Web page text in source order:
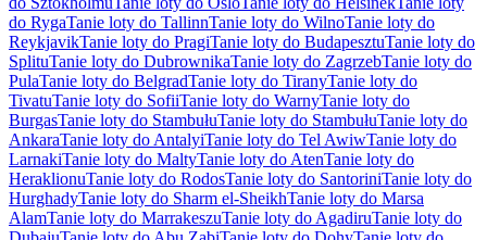
do RygaTanie loty do TallinnTanie loty do WilnoTanie loty do
ReykjavikTanie loty do PragiTanie loty do BudapesztuTanie loty do
SplituTanie loty do DubrownikaTanie loty do ZagrzebTanie loty do
PulaTanie loty do BelgradTanie loty do TiranyTanie loty do
TivatuTanie loty do SofiiTanie loty do WarnyTanie loty do
BurgasTanie loty do StambułuTanie loty do StambułuTanie loty do
AnkaraTanie loty do AntalyiTanie loty do Tel AwiwTanie loty do
LarnakiTanie loty do MaltyTanie loty do AtenTanie loty do
HeraklionuTanie loty do RodosTanie loty do SantoriniTanie loty do
HurghadyTanie loty do Sharm el-SheikhTanie loty do Marsa
AlamTanie loty do MarrakeszuTanie loty do AgadiruTanie loty do